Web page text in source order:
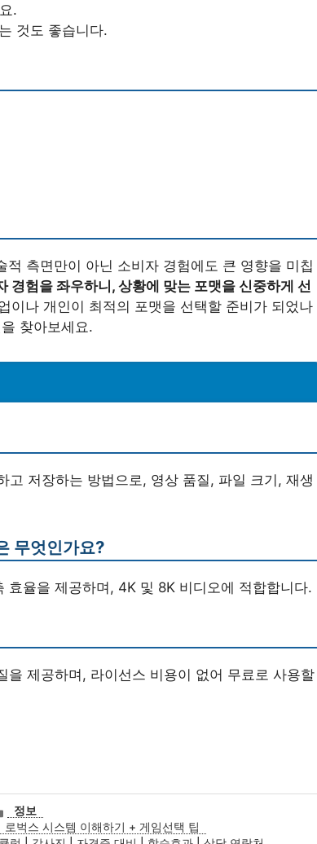
.
것도 좋습니다.
측면만이 아닌 소비자 경험에도 큰 영향을 미칩
경험을 좌우하니, 상황에 맞는 포맷을 신중하게 선
이나 개인이 최적의 포맷을 선택할 준비가 되었나
찾아보세요.
고 저장하는 방법으로, 영상 품질, 파일 크기, 재생
무엇인가요?
율을 제공하며, 4K 및 8K 비디오에 적합합니다.
제공하며, 라이선스 비용이 없어 무료로 사용할
카
테
정보
벅스 시스템 이해하기 + 게임선택 팁